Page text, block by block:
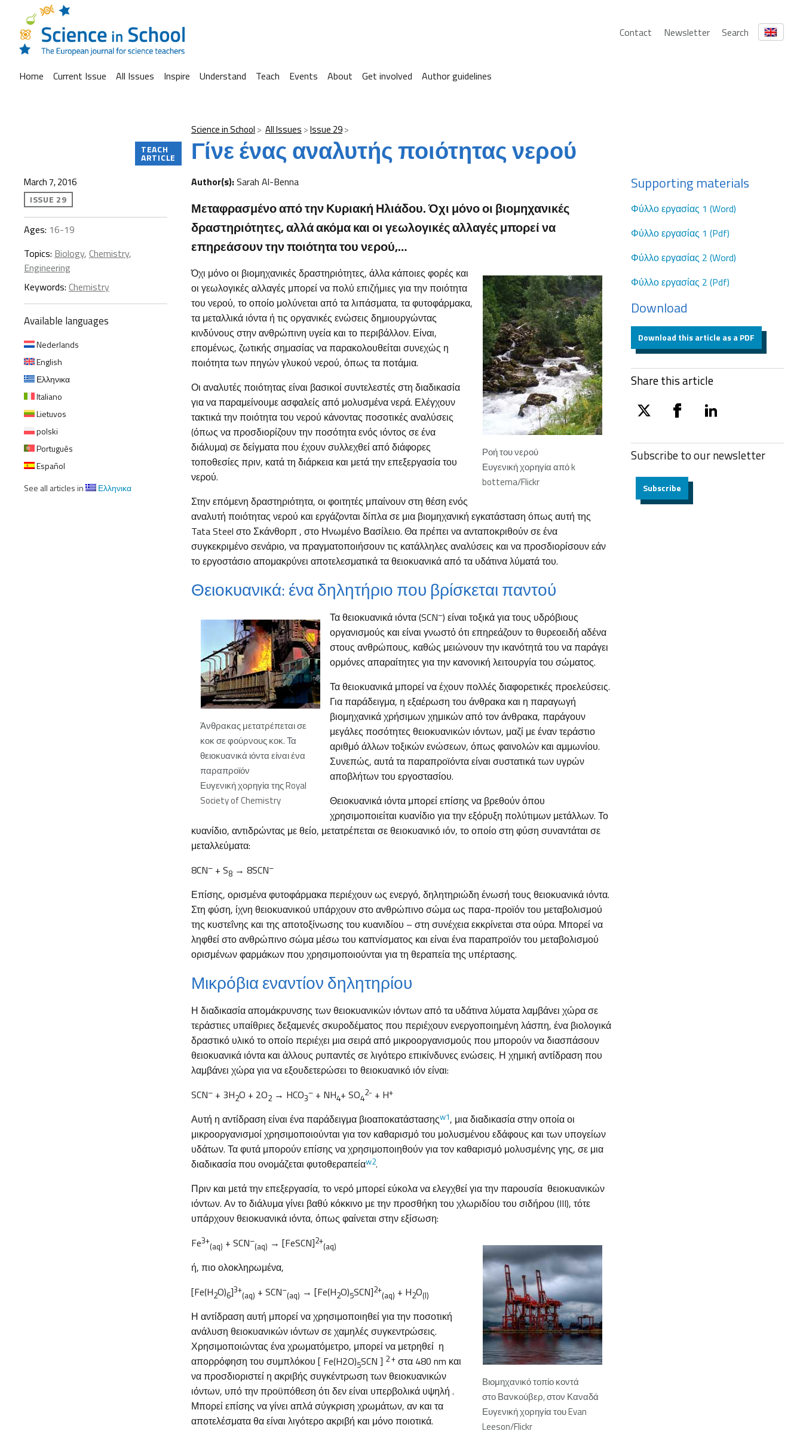
Contact Newsletter Search
Home Current Issue All Issues Inspire Understand Teach Events About Get involved Author guidelines
Science in School All Issues Issue 29
Γίνε ένας αναλυτής ποιότητας νερού
TEACH
ARTICLE
March 7, 2016
ISSUE 29
Ages: 16-19
Topics: Biology, Chemistry,
Engineering
Keywords: Chemistry
Available languages
Nederlands
English
Ελληνικα
Italiano
Lietuvos
polski
Português
Español
See all articles in
Ελληνικα
Author(s):Sarah Al-Benna
Μεταφρασμένο από την Κυριακή Ηλιάδου. Όχι μόνο οι βιομηχανικές
δραστηριότητες, αλλά ακόμα και οι γεωλογικές αλλαγές μπορεί να
επηρεάσουν την ποιότητα του νερού,…
Ροή του νερού
Ευγενική χορηγία από k
bottema/Flickr
Όχι μόνο οι βιομηχανικές δραστηριότητες, άλλα κάποιες φορές και
οι γεωλογικές αλλαγές μπορεί να πολύ επιζήμιες για την ποιότητα
του νερού, το οποίο μολύνεται από τα λιπάσματα, τα φυτοφάρμακα,
τα μεταλλικά ιόντα ή τις οργανικές ενώσεις δημιουργώντας
κινδύνους στην ανθρώπινη υγεία και το περιβάλλον. Είναι,
επομένως, ζωτικής σημασίας να παρακολουθείται συνεχώς η
ποιότητα των πηγών γλυκού νερού, όπως τα ποτάμια.
Οι αναλυτές ποιότητας είναι βασικοί συντελεστές στη διαδικασία
για να παραμείνουμε ασφαλείς από μολυσμένα νερά. Ελέγχουν
τακτικά την ποιότητα του νερού κάνοντας ποσοτικές αναλύσεις
(όπως να προσδιορίζουν την ποσότητα ενός ιόντος σε ένα
διάλυμα) σε δείγματα που έχουν συλλεχθεί από διάφορες
τοποθεσίες πριν, κατά τη διάρκεια και μετά την επεξεργασία του
νερού.
Στην επόμενη δραστηριότητα, οι φοιτητές μπαίνουν στη θέση ενός
αναλυτή ποιότητας νερού και εργάζονται δίπλα σε μια βιομηχανική εγκατάσταση όπως αυτή της
Tata Steel στο Σκάνθορπ , στο Ηνωμένο Βασίλειο. Θα πρέπει να ανταποκριθούν σε ένα
συγκεκριμένο σενάριο, να πραγματοποιήσουν τις κατάλληλες αναλύσεις και να προσδιορίσουν εάν
το εργοστάσιο απομακρύνει αποτελεσματικά τα θειοκυανικά από τα υδάτινα λύματά του.
Θειοκυανικά: ένα δηλητήριο που βρίσκεται παντού
Άνθρακας μετατρέπεται σε
κοκ σε φούρνους κοκ. Τα
θειοκυανικά ιόντα είναι ένα
παραπροϊόν
Ευγενική χορηγία της Royal
Society of Chemistry
Τα θειοκυανικά ιόντα (SCN–) είναι τοξικά για τους υδρόβιους
οργανισμούς και είναι γνωστό ότι επηρεάζουν το θυρεοειδή αδένα
στους ανθρώπους, καθώς μειώνουν την ικανότητά του να παράγει
ορμόνες απαραίτητες για την κανονική λειτουργία του σώματος.
Τα θειoκυανικά μπορεί να έχουν πολλές διαφορετικές προελεύσεις.
Για παράδειγμα, η εξαέρωση του άνθρακα και η παραγωγή
βιομηχανικά χρήσιμων χημικών από τον άνθρακα, παράγουν
μεγάλες ποσότητες θειοκυανικών ιόντων, μαζί με έναν τεράστιο
αριθμό άλλων τοξικών ενώσεων, όπως φαινολών και αμμωνίου.
Συνεπώς, αυτά τα παραπροϊόντα είναι συστατικά των υγρών
αποβλήτων του εργοστασίου.
Θειοκυανικά ιόντα μπορεί επίσης να βρεθούν όπου
χρησιμοποιείται κυανίδιο για την εξόρυξη πολύτιμων μετάλλων. Το
κυανίδιο, αντιδρώντας με θείο, μετατρέπεται σε θειοκυανικό ιόν, το οποίο στη φύση συναντάται σε
μεταλλεύματα:
8CN– + S8 → 8SCN–
Επίσης, ορισμένα φυτοφάρμακα περιέχουν ως ενεργό, δηλητηριώδη ένωσή τους θειοκυανικά ιόντα.
Στη φύση, ίχνη θειοκυανικού υπάρχουν στο ανθρώπινο σώμα ως παρα-προϊόν του μεταβολισμού
της κυστεΐνης και της αποτοξίνωσης του κυανιδίου – στη συνέχεια εκκρίνεται στα ούρα. Μπορεί να
ληφθεί στο ανθρώπινο σώμα μέσω του καπνίσματος και είναι ένα παραπροϊόν του μεταβολισμού
ορισμένων φαρμάκων που χρησιμοποιούνται για τη θεραπεία της υπέρτασης.
Μικρόβια εναντίον δηλητηρίου
Η διαδικασία απομάκρυνσης των θειοκυανικών ιόντων από τα υδάτινα λύματα λαμβάνει χώρα σε
τεράστιες υπαίθριες δεξαμενές σκυροδέματος που περιέχουν ενεργοποιημένη λάσπη, ένα βιολογικά
δραστικό υλικό το οποίο περιέχει μια σειρά από μικροοργανισμούς που μπορούν να διασπάσουν
θειοκυανικά ιόντα και άλλους ρυπαντές σε λιγότερο επικίνδυνες ενώσεις. Η χημική αντίδραση που
λαμβάνει χώρα για να εξουδετερώσει το θειοκυανικό ιόν είναι:
SCN– + 3H2O + 2O2 → HCO3
– + NH4+ SO4
2- + H+
Αυτή η αντίδραση είναι ένα παράδειγμα βιοαποκατάστασηςw1, μια διαδικασία στην οποία οι
μικροοργανισμοί χρησιμοποιούνται για τον καθαρισμό του μολυσμένου εδάφους και των υπογείων
υδάτων. Τα φυτά μπορούν επίσης να χρησιμοποιηθούν για τον καθαρισμό μολυσμένης γης, σε μια
διαδικασία που ονομάζεται φυτοθεραπείαw2.
Πριν και μετά την επεξεργασία, το νερό μπορεί εύκολα να ελεγχθεί για την παρουσία θειοκυανικών
ιόντων. Αν το διάλυμα γίνει βαθύ κόκκινο με την προσθήκη του χλωριδίου του σιδήρου (III), τότε
υπάρχουν θειοκυανικά ιόντα, όπως φαίνεται στην εξίσωση:
Βιομηχανικό τοπίο κοντά
στο Βανκούβερ, στον Καναδά
Ευγενική χορηγία του Evan
Leeson/Flickr
Fe3+
(aq) + SCN–
(aq) → [FeSCN]2+
(aq)
ή, πιο ολοκληρωμένα,
[Fe(H2O)6]3+
(aq) + SCN–
(aq) → [Fe(H2O)5SCN]2+
(aq) + H2O(l)
Η αντίδραση αυτή μπορεί να χρησιμοποιηθεί για την ποσοτική
ανάλυση θειοκυανικών ιόντων σε χαμηλές συγκεντρώσεις.
Χρησιμοποιώντας ένα χρωματόμετρο, μπορεί να μετρηθεί η
απορρόφηση του συμπλόκου [ Fe(H2O)5SCN ] 2 + στα 480 nm και
να προσδιοριστεί η ακριβής συγκέντρωση των θειοκυανικών
ιόντων, υπό την προϋπόθεση ότι δεν είναι υπερβολικά υψηλή .
Μπορεί επίσης να γίνει απλά σύγκριση χρωμάτων, αν και τα
αποτελέσματα θα είναι λιγότερο ακριβή και μόνο ποιοτικά.
Supporting materials
Φύλλο εργασίας 1 (Word)
Φύλλο εργασίας 1 (Pdf)
Φύλλο εργασίας 2 (Word)
Φύλλο εργασίας 2 (Pdf)
Download
Download this article as a PDF
Share this article
twitter facebooklinkedin
Subscribe to ournewsletter
Subscribe